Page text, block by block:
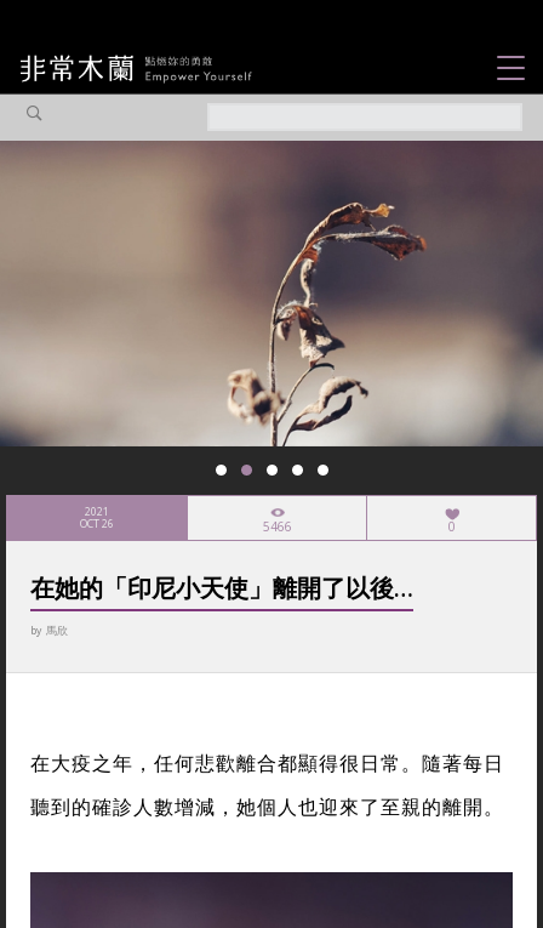
社會企業
認識我們
2021
OCT 26 5466 0
在她的「印尼小天使」離開了以後…
by 馬欣
在大疫之年，任何悲歡離合都顯得很日常。隨著每日
聽到的確診人數增減，她個人也迎來了至親的離開。